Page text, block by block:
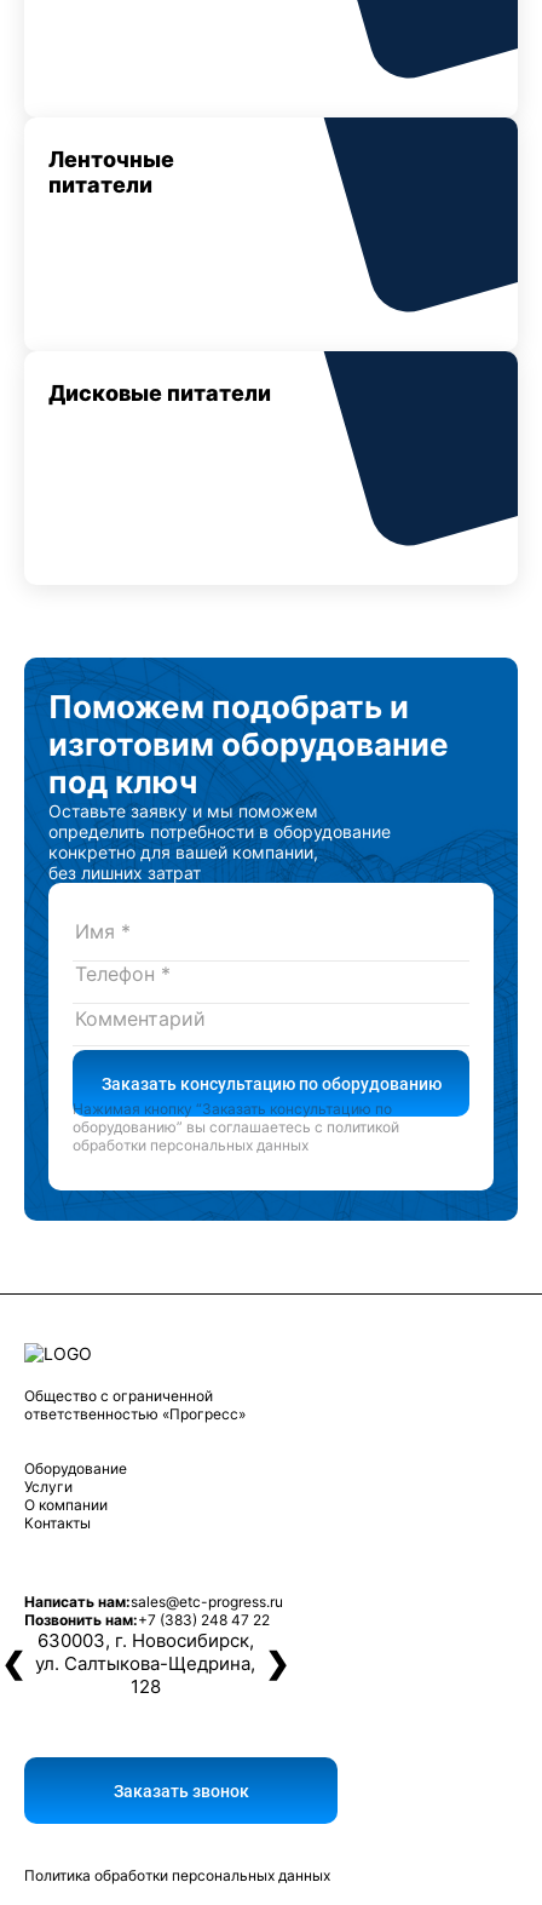
Ленточные
питатели
Дисковые питатели
Поможем подобрать и
изготовимоборудование
под ключ
Оставьте заявку и мы поможем
определить потребности в оборудование
конкретно для вашей компании,
без лишних затрат
Заказать консультацию по оборудованию
Нажимая кнопку “Заказать консультацию по
оборудованию” вы соглашаетесь с политикой
обработки персональных данных
Общество с ограниченной
ответственностью «Прогресс»
Оборудование
Услуги
О компании
Контакты
Политика обработки персональных данных
Написать нам:sales@etc-progress.ru
Позвонить нам:+7 (383) 248 47 22
630003, г. Новосибирск,
ул. Салтыкова-Щедрина,
128
❮ ❯
Заказать звонок